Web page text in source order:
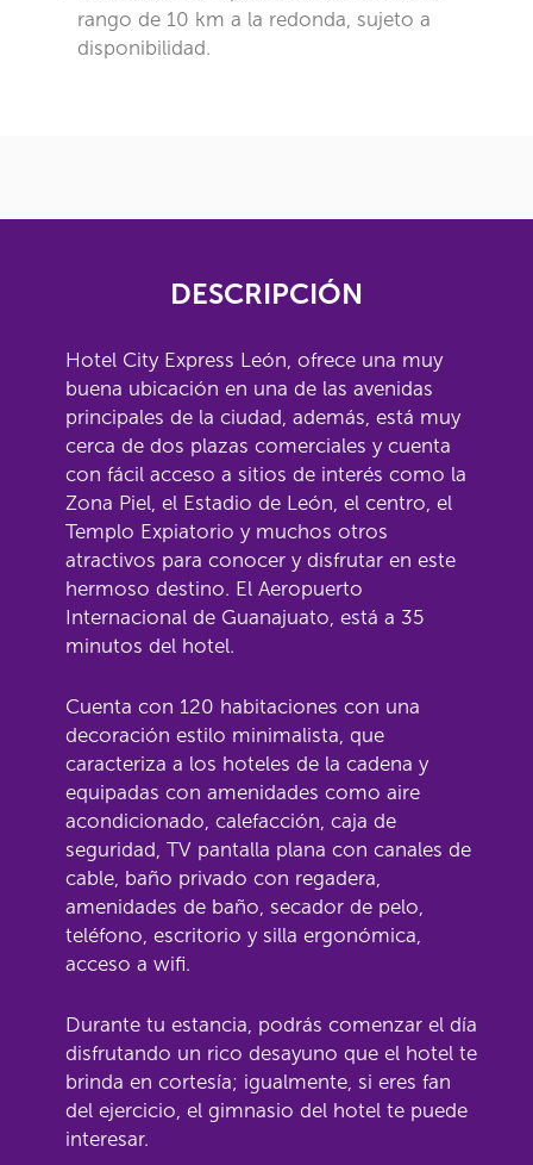
rango de 10 km a la redonda, sujeto a
disponibilidad.
DESCRIPCIÓN
Hotel City Express León, ofrece una muy
buena ubicación en una de las avenidas
principales de la ciudad, además, está muy
cerca de dos plazas comerciales y cuenta
con fácil acceso a sitios de interés como la
Zona Piel, el Estadio de León, el centro, el
Templo Expiatorio y muchos otros
atractivos para conocer y disfrutar en este
hermoso destino. El Aeropuerto
Internacional de Guanajuato, está a 35
minutos del hotel.
Cuenta con 120 habitaciones con una
decoración estilo minimalista, que
caracteriza a los hoteles de la cadena y
equipadas con amenidades como aire
acondicionado, calefacción, caja de
seguridad, TV pantalla plana con canales de
cable, baño privado con regadera,
amenidades de baño, secador de pelo,
teléfono, escritorio y silla ergonómica,
acceso a wifi.
Durante tu estancia, podrás comenzar el día
disfrutando un rico desayuno que el hotel te
brinda en cortesía; igualmente, si eres fan
del ejercicio, el gimnasio del hotel te puede
interesar.